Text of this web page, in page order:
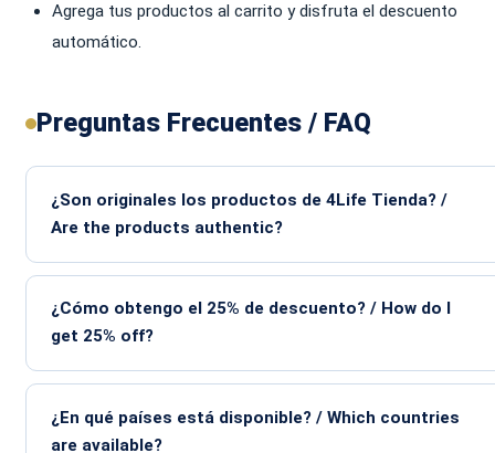
Agrega tus productos al carrito y disfruta el descuento
automático.
Preguntas Frecuentes / FAQ
¿Son originales los productos de 4Life Tienda? /
Are the products authentic?
¿Cómo obtengo el 25% de descuento? / How do I
get 25% off?
¿En qué países está disponible? / Which countries
are available?